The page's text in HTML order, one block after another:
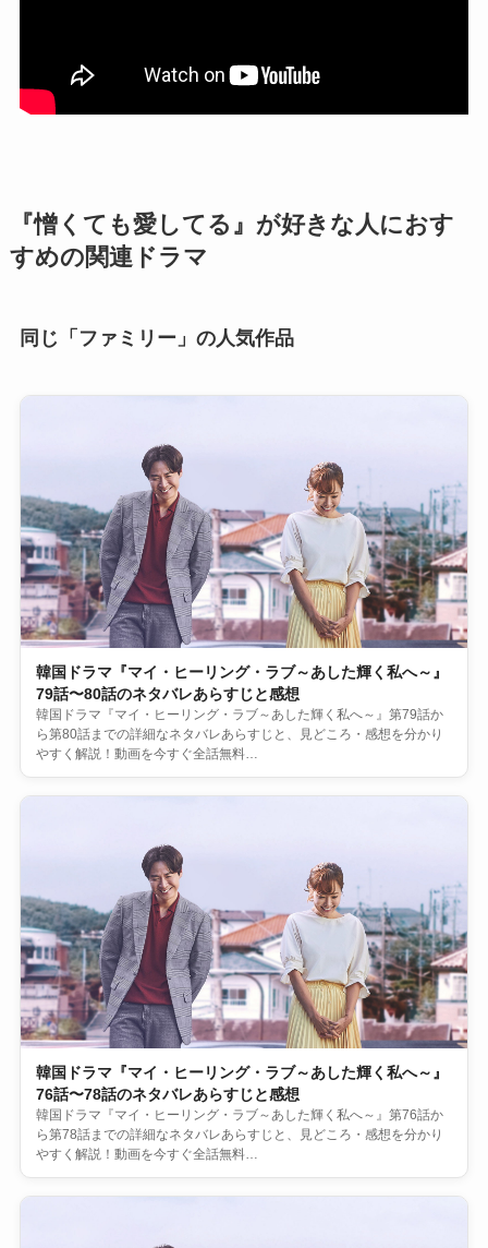
『憎くても愛してる』が好きな人におす
すめの関連ドラマ
同じ「ファミリー」の人気作品
韓国ドラマ『マイ・ヒーリング・ラブ～あした輝く私へ～』
79話〜80話のネタバレあらすじと感想
韓国ドラマ『マイ・ヒーリング・ラブ～あした輝く私へ～』第79話か
ら第80話までの詳細なネタバレあらすじと、見どころ・感想を分かり
やすく解説！動画を今すぐ全話無料…
韓国ドラマ『マイ・ヒーリング・ラブ～あした輝く私へ～』
76話〜78話のネタバレあらすじと感想
韓国ドラマ『マイ・ヒーリング・ラブ～あした輝く私へ～』第76話か
ら第78話までの詳細なネタバレあらすじと、見どころ・感想を分かり
やすく解説！動画を今すぐ全話無料…